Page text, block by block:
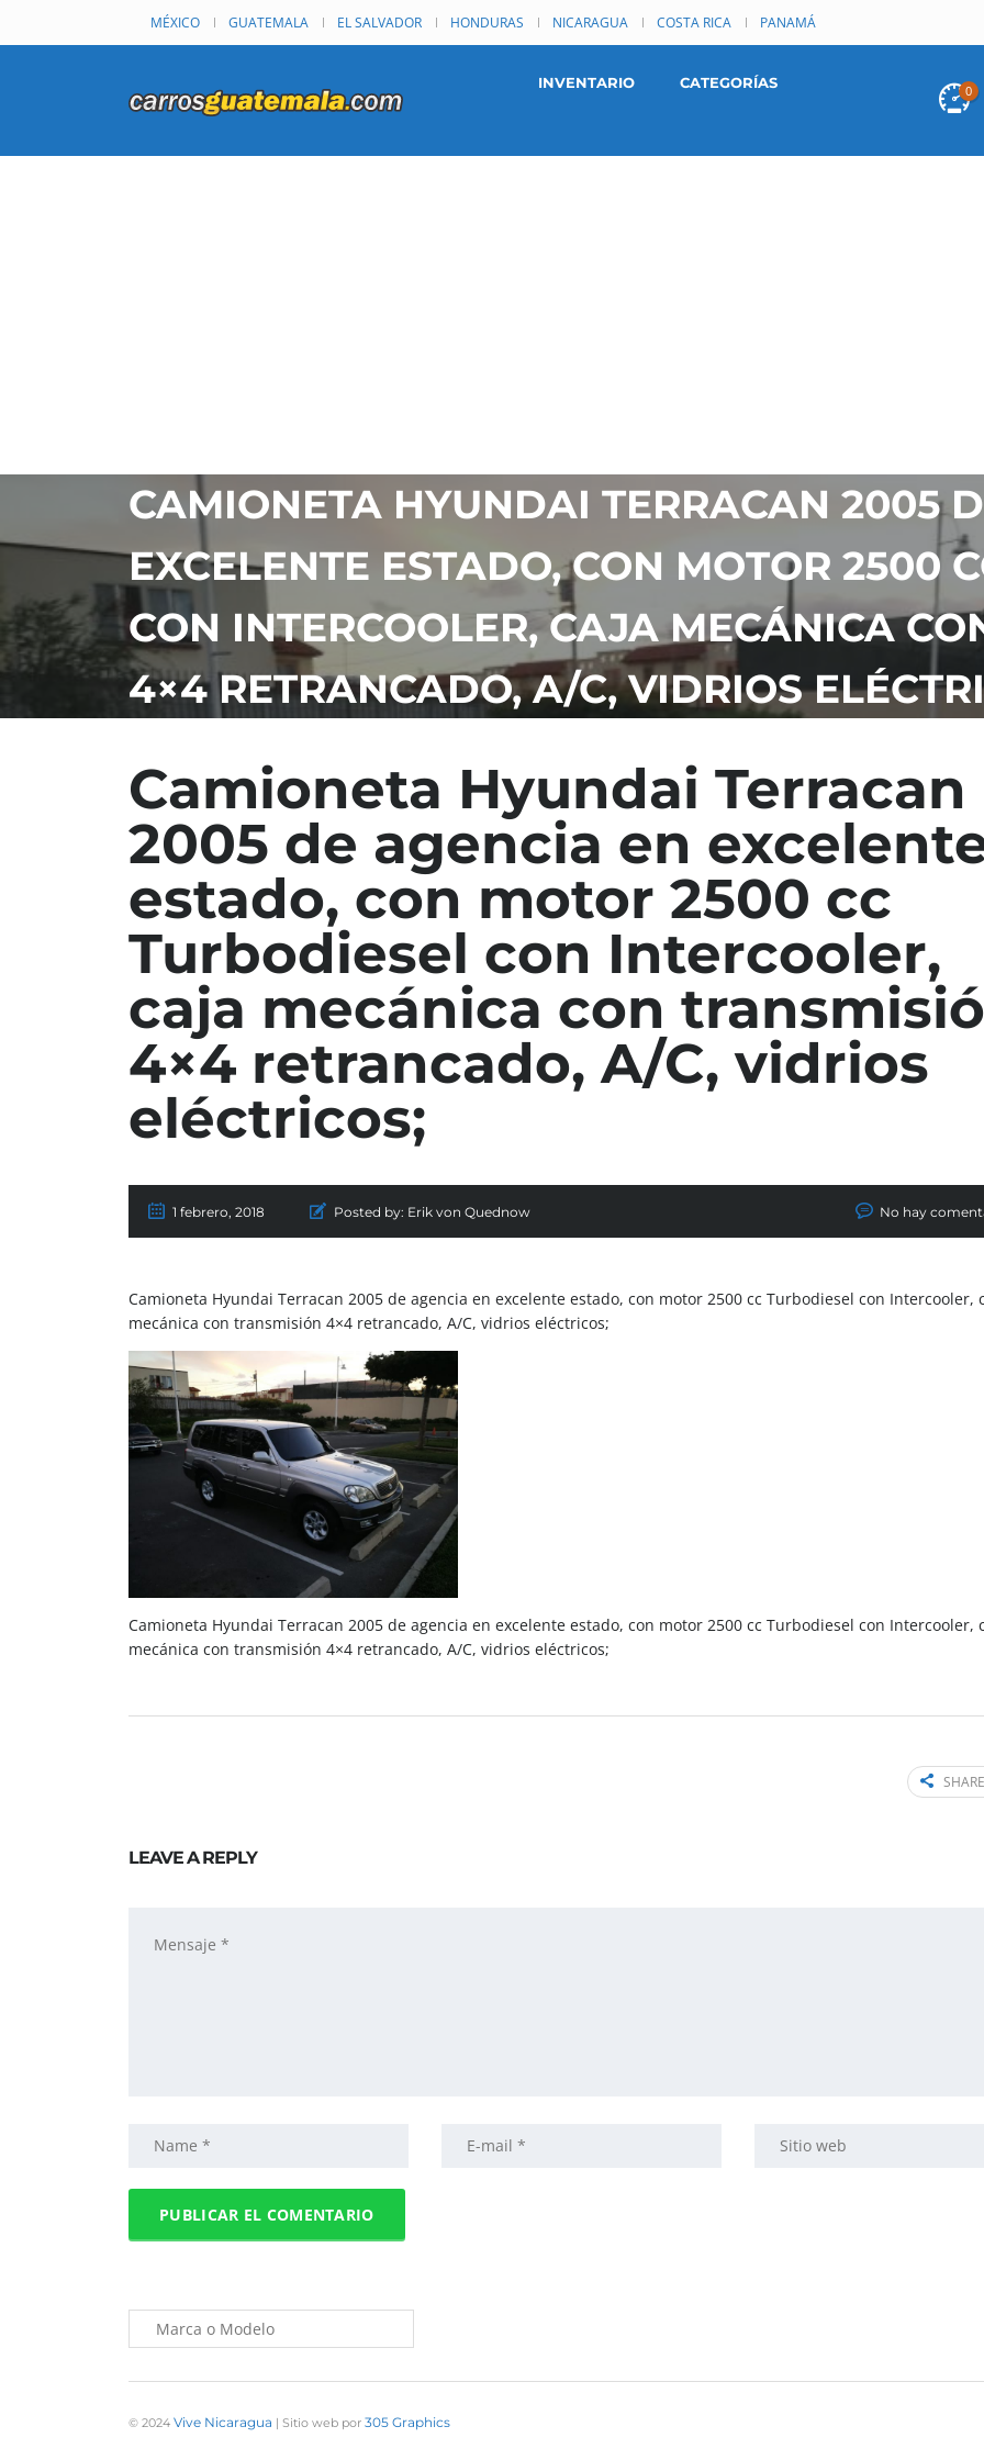
MÉXICO GUATEMALA EL SALVADOR HONDURAS NICARAGUA COSTA RICA PANAMÁ
0
INVENTARIO CATEGORÍAS
CAMIONETA HYUNDAI TERRACAN 2005
EXCELENTE ESTADO, CON MOTOR 2500
CON INTERCOOLER, CAJA MECÁNICA
4×4 RETRANCADO, A/C, VIDRIOS
Camioneta Hyundai Terracan
2005 de agencia en
estado, con motor 2500 cc
Turbodiesel con Intercooler,
caja mecánica con
4×4 retrancado, A/C, vidrios
eléctricos;
1 febrero, 2018 Posted by: Erik von Quednow No hay
Camioneta Hyundai Terracan 2005 de agencia en excelente estado, con motor 2500 cc Turbodiesel con Intercooler,
mecánica con transmisión 4×4 retrancado, A/C, vidrios eléctricos;
Camioneta Hyundai Terracan 2005 de agencia en excelente estado, con motor 2500 cc Turbodiesel con Intercooler,
mecánica con transmisión 4×4 retrancado, A/C, vidrios eléctricos;
LEAVE A REPLY
© 2024 Vive Nicaragua | Sitio web por 305 Graphics